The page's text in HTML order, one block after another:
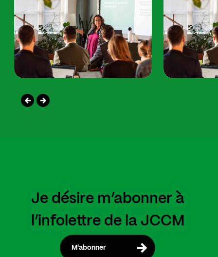
Je désire m’abonner à
l’infolettre de la JCCM
M'abonner